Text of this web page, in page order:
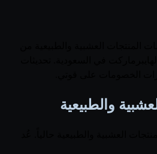
والطبيعية